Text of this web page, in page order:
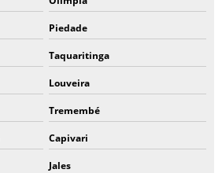
Piedade
Taquaritinga
Louveira
Tremembé
Capivari
Jales